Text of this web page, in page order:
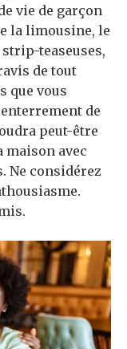
vie de garçon
la limousine, le
teaseuses,
de tout
que vous
de
peut-être
avec
Ne considérez